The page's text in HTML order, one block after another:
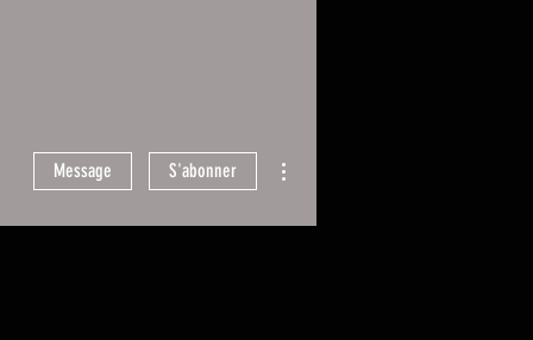
Message S'abonner